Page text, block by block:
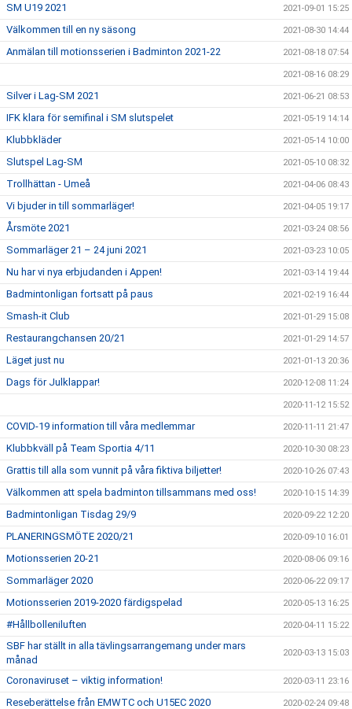
SM U19 2021 2021-09-01 15:25
Välkommen till en ny säsong 2021-08-30 14:44
Anmälan till motionsserien i Badminton 2021-22 2021-08-18 07:54
2021-08-16 08:29
Silver i Lag-SM 2021 2021-06-21 08:53
IFK klara för semifinal i SM slutspelet 2021-05-19 14:14
Klubbkläder 2021-05-14 10:00
Slutspel Lag-SM 2021-05-10 08:32
Trollhättan - Umeå 2021-04-06 08:43
Vi bjuder in till sommarläger! 2021-04-05 19:17
Årsmöte 2021 2021-03-24 08:56
Sommarläger 21 – 24 juni 2021 2021-03-23 10:05
Nu har vi nya erbjudanden i Appen! 2021-03-14 19:44
Badmintonligan fortsatt på paus 2021-02-19 16:44
Smash-it Club 2021-01-29 15:08
Restaurangchansen 20/21 2021-01-29 14:57
Läget just nu 2021-01-13 20:36
Dags för Julklappar! 2020-12-08 11:24
2020-11-12 15:52
COVID-19 information till våra medlemmar 2020-11-11 21:47
Klubbkväll på Team Sportia 4/11 2020-10-30 08:23
Grattis till alla som vunnit på våra fiktiva biljetter! 2020-10-26 07:43
Välkommen att spela badminton tillsammans med oss! 2020-10-15 14:39
Badmintonligan Tisdag 29/9 2020-09-22 12:20
PLANERINGSMÖTE 2020/21 2020-09-10 16:01
Motionsserien 20-21 2020-08-06 09:16
Sommarläger 2020 2020-06-22 09:17
Motionsserien 2019-2020 färdigspelad 2020-05-13 16:25
#Hållbolleniluften 2020-04-11 15:22
SBF har ställt in alla tävlingsarrangemang under mars
månad
2020-03-13 15:03
Coronaviruset – viktig information! 2020-03-11 23:16
Reseberättelse från EMWTC och U15EC 2020 2020-02-24 09:48